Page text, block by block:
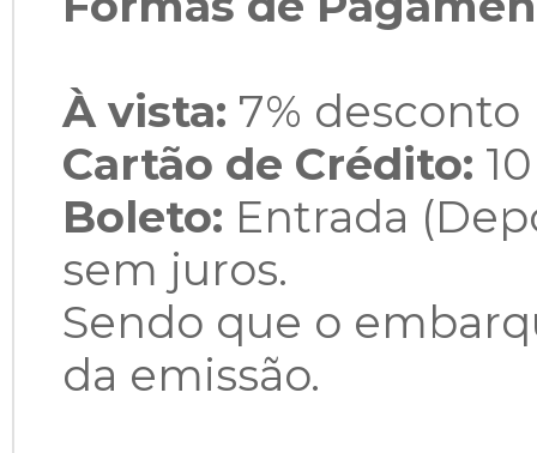
À vista: 7%
Cartão de Crédito:
Boleto: Entrada
sem juros.
Sendo que o
da emissão.